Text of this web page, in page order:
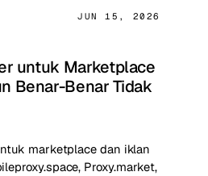
JUN 15, 2026
untuk Marketplace
Benar-Benar Tidak
marketplace dan iklan
Proxy.market,